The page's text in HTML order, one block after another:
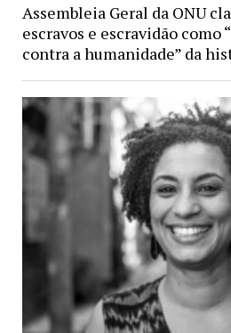
Assembleia Geral da ONU
escravos e escravidão como
contra a humanidade” da